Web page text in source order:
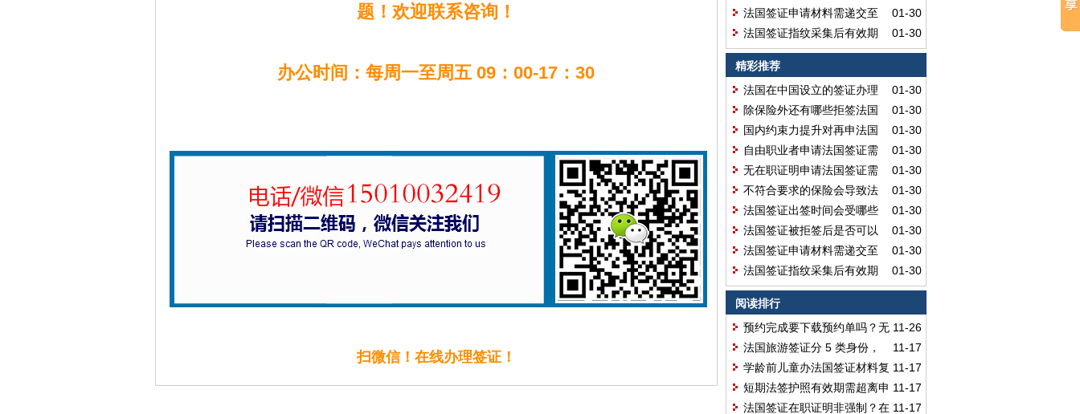
题！欢迎联系咨询！
办公时间： 每周一至周五 09：00-17：30
扫微信！在线办理签证！
直接再次申请呢？
01-30
法国签证申请材料需递交至
使馆而非签证中心吗？
01-30
法国签证指纹采集后有效期
能长达 59 个月吗？
精彩推荐
01-30
法国在中国设立的签证办理
领区有 15 个吗？
01-30
除保险外还有哪些拒签法国
签证的原因？
01-30
国内约束力提升对再申法国
签证有用吗？
01-30
自由职业者申请法国签证需
仔细核对材料吗？
01-30
无在职证明申请法国签证需
补充哪些材料呢？
01-30
不符合要求的保险会导致法
国签证拒签吗？
01-30
法国签证出签时间会受哪些
因素影响呢？
01-30
法国签证被拒签后是否可以
直接再次申请呢？
01-30
法国签证申请材料需递交至
使馆而非签证中心吗？
01-30
法国签证指纹采集后有效期
能长达 59 个月吗？
阅读排行
11-26
预约完成要下载预约单吗？无
预约单能进入签证中心递交材料
吗？
11-17
法国旅游签证分 5 类身份，
不同身份材料有何差异？基本材料
和特殊材料都要备齐吗？
11-17
学龄前儿童办法国签证材料复
杂？关系证明需外交部领事司认证
吗？
11-17
短期法签护照有效期需超离申
根区日期 3 个月？长期签要 15 个月
11-17
法国签证在职证明非强制？在